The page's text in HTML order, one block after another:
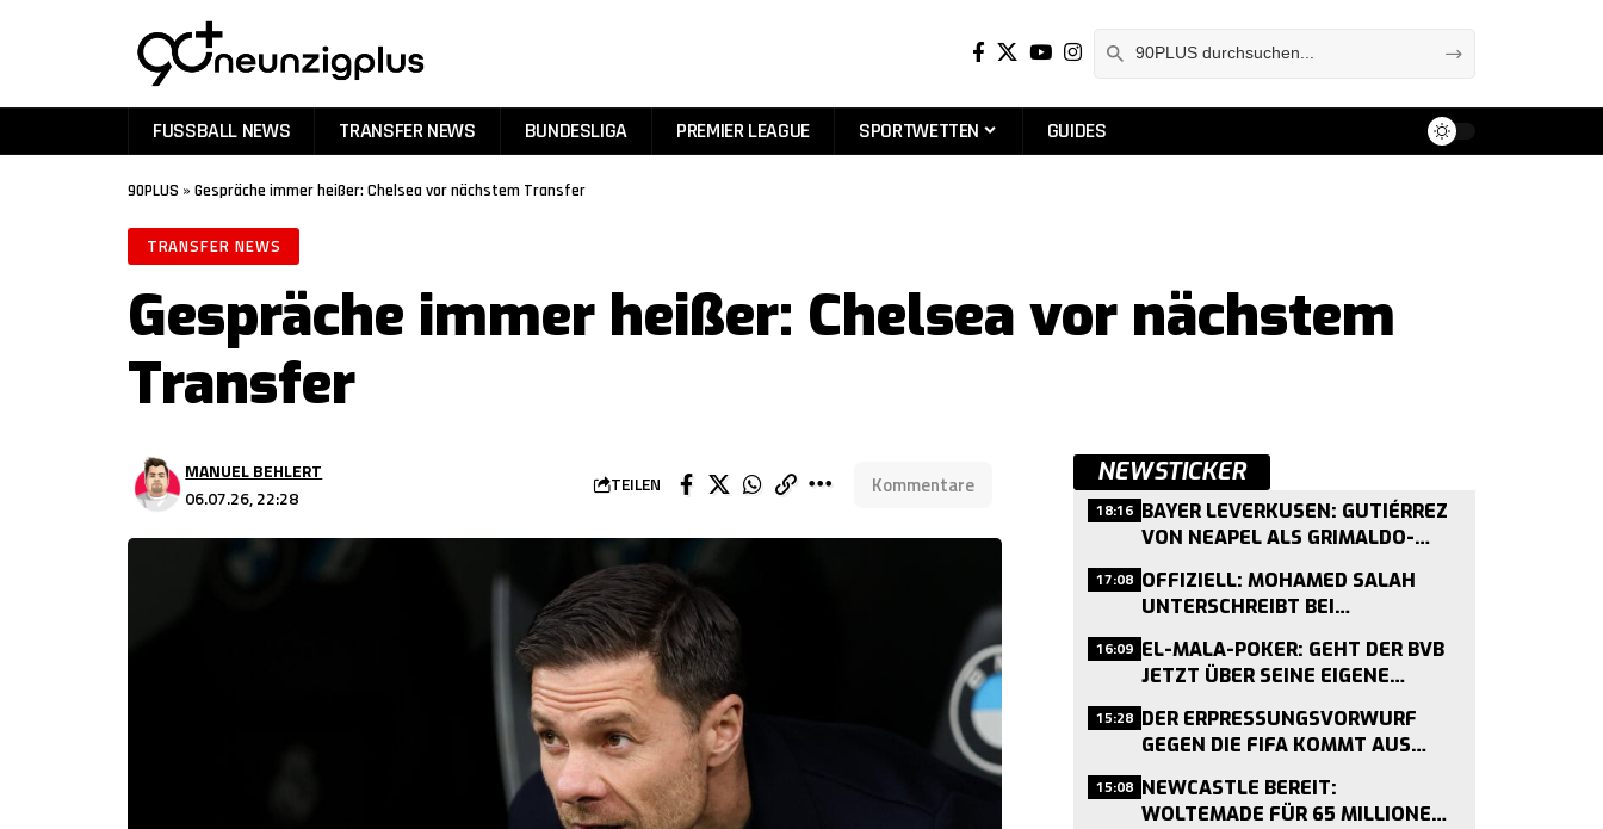
FUSSBALL NEWS TRANSFER NEWS BUNDESLIGA PREMIER LEAGUE SPORTWETTEN GUIDES
90PLUS » Gespräche immer heißer: Chelsea vor nächstem Transfer
TRANSFER NEWS
Gespräche immer heißer: Chelsea vor nächstem
Transfer
06.07.26, 22:28
MANUEL BEHLERT
TEILEN Kommentare NEWSTICKER
18:16 BAYER LEVERKUSEN: GUTIÉRREZ
VON NEAPEL ALS GRIMALDO-
17:08 OFFIZIELL: MOHAMED SALAH
UNTERSCHREIBT BEI
LIVERPOOL-ÄRA
16:09 EL-MALA-POKER: GEHT DER BVB
JETZT ÜBER SEINE EIGENE
15:28 DER ERPRESSUNGSVORWURF
GEGEN DIE FIFA KOMMT AUS
15:08 NEWCASTLE BEREIT:
WOLTEMADE FÜR 65 MILLIONEN